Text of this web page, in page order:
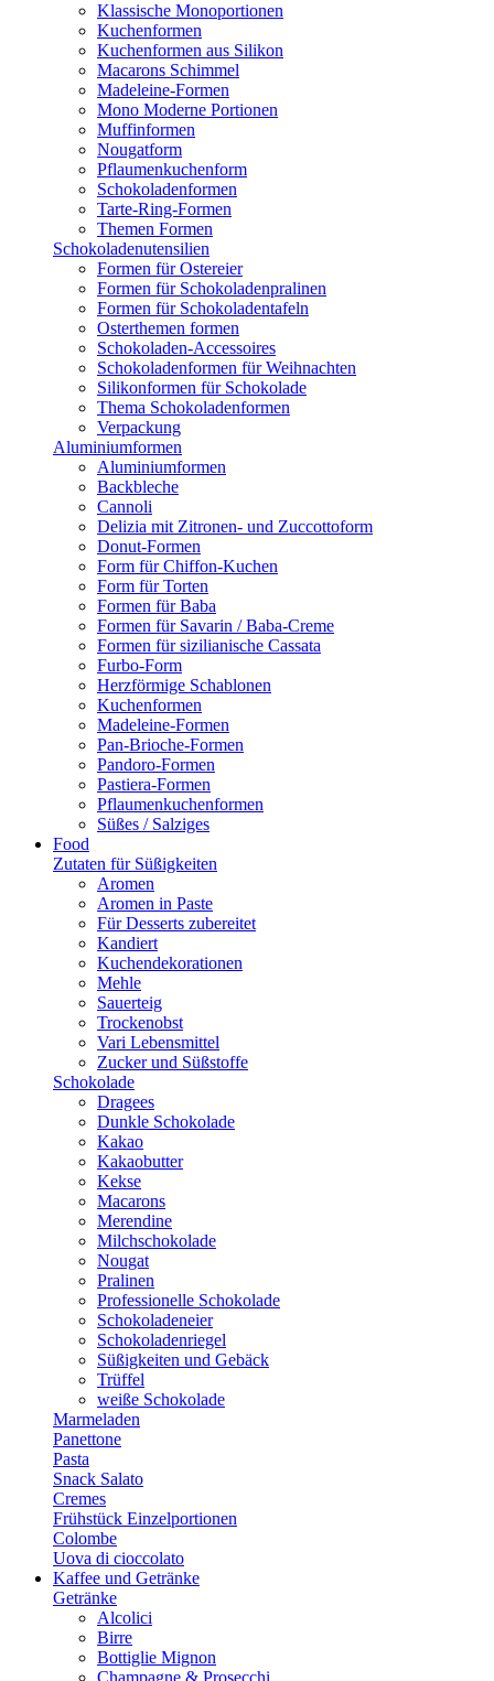
Klassische Monoportionen
Kuchenformen
Kuchenformen aus Silikon
Macarons Schimmel
Madeleine-Formen
Mono Moderne Portionen
Muffinformen
Nougatform
Pflaumenkuchenform
Schokoladenformen
Tarte-Ring-Formen
Themen Formen
Schokoladenutensilien
Formen für Ostereier
Formen für Schokoladenpralinen
Formen für Schokoladentafeln
Osterthemen formen
Schokoladen-Accessoires
Schokoladenformen für Weihnachten
Silikonformen für Schokolade
Thema Schokoladenformen
Verpackung
Aluminiumformen
Aluminiumformen
Backbleche
Cannoli
Delizia mit Zitronen- und Zuccottoform
Donut-Formen
Form für Chiffon-Kuchen
Form für Torten
Formen für Baba
Formen für Savarin / Baba-Creme
Formen für sizilianische Cassata
Furbo-Form
Herzförmige Schablonen
Kuchenformen
Madeleine-Formen
Pan-Brioche-Formen
Pandoro-Formen
Pastiera-Formen
Pflaumenkuchenformen
Süßes / Salziges
Food
Zutaten für Süßigkeiten
Aromen
Aromen in Paste
Für Desserts zubereitet
Kandiert
Kuchendekorationen
Mehle
Sauerteig
Trockenobst
Vari Lebensmittel
Zucker und Süßstoffe
Schokolade
Dragees
Dunkle Schokolade
Kakao
Kakaobutter
Kekse
Macarons
Merendine
Milchschokolade
Nougat
Pralinen
Professionelle Schokolade
Schokoladeneier
Schokoladenriegel
Süßigkeiten und Gebäck
Trüffel
weiße Schokolade
Marmeladen
Panettone
Pasta
Snack Salato
Cremes
Frühstück Einzelportionen
Colombe
Uova di cioccolato
Kaffee und Getränke
Getränke
Alcolici
Birre
Bottiglie Mignon
Champagne & Prosecchi